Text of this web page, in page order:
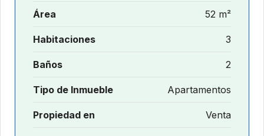
Área 52 m²
Habitaciones 3
Baños 2
Tipo de Inmueble Apartamentos
Propiedad en Venta